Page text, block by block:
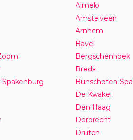
Almelo
Amstelveen
Arnhem
Bavel
Bergschenhoek
Breda
Bunschoten-
De Kwakel
Den Haag
Dordrecht
Druten